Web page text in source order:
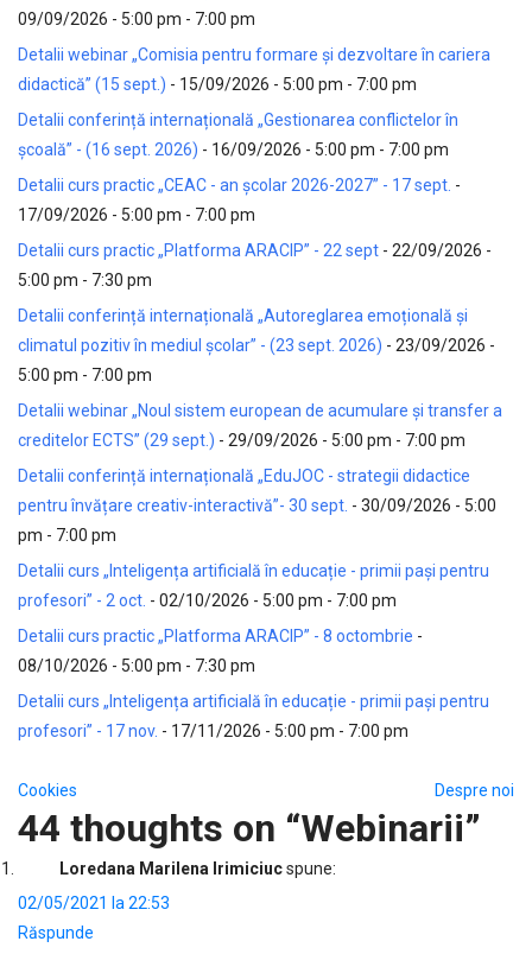
09/09/2026 - 5:00 pm - 7:00 pm
Detalii webinar „Comisia pentru formare și dezvoltare în cariera
didactică” (15 sept.) - 15/09/2026 - 5:00 pm - 7:00 pm
Detalii conferință internațională „Gestionarea conflictelor în
școală” - (16 sept. 2026) - 16/09/2026 - 5:00 pm - 7:00 pm
Detalii curs practic „CEAC - an școlar 2026-2027” - 17 sept. -
17/09/2026 - 5:00 pm - 7:00 pm
Detalii curs practic „Platforma ARACIP” - 22 sept - 22/09/2026 -
5:00 pm - 7:30 pm
Detalii conferință internațională „Autoreglarea emoțională și
climatul pozitiv în mediul școlar” - (23 sept. 2026) - 23/09/2026 -
5:00 pm - 7:00 pm
Detalii webinar „Noul sistem european de acumulare și transfer a
creditelor ECTS” (29 sept.) - 29/09/2026 - 5:00 pm - 7:00 pm
Detalii conferință internațională „EduJOC - strategii didactice
pentru învățare creativ-interactivă”- 30 sept. - 30/09/2026 - 5:00
pm - 7:00 pm
Detalii curs „Inteligența artificială în educație - primii pași pentru
profesori” - 2 oct. - 02/10/2026 - 5:00 pm - 7:00 pm
Detalii curs practic „Platforma ARACIP” - 8 octombrie -
08/10/2026 - 5:00 pm - 7:30 pm
Detalii curs „Inteligența artificială în educație - primii pași pentru
profesori” - 17 nov. - 17/11/2026 - 5:00 pm - 7:00 pm
Navigare
în
articole
Cookies Despre noi
44 thoughts on “Webinarii”
Loredana Marilena Irimiciucspune:
02/05/2021 la 22:53
Răspunde